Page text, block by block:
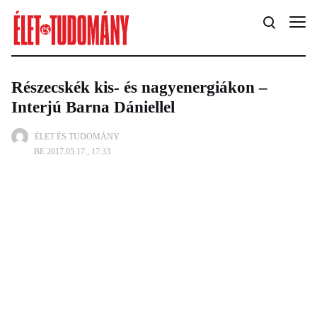
ÉLET ÉS TUDOMÁNY
BE 2017.05.17., 17:33
Részecskék kis- és nagyenergiákon –
Interjú Barna Dániellel